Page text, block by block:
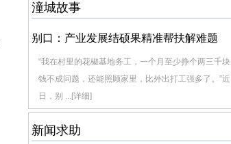
潼城故事
别口：产业发展结硕果精准帮扶解难题
“我在村里的花椒基地务工，一个月至少挣个两三千块
钱不成问题，还能照顾家里，比外出打工强多了。”近
日，别 ...[详细]
新闻求助